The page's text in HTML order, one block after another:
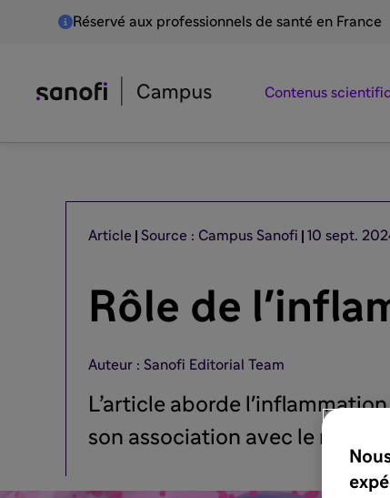
Réservé aux professionnels de santé en France
Contenus
Article Source : Campus Sanofi 10 sept.
Rôle de
Auteur : Sanofi Editorial Team
L’article aborde
son association avec le risque